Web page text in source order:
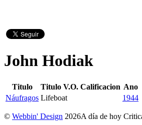
John Hodiak
Titulo Titulo V.O. Calificacion Ano
Náufragos Lifeboat 1944
© Webbin' Design 2026A día de hoy